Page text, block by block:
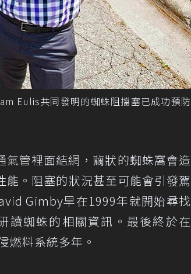
Eulis共同發明的蜘蛛阻擋塞已成功預防
管裡面結網，繭狀的蜘蛛窩會造
。阻塞的狀況甚至可能會引發駕
Gimby早在1999年就開始尋找
讀蜘蛛的相關資訊。最後終於在
燃料系統多年。